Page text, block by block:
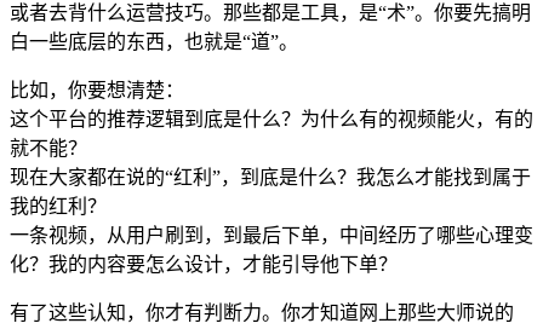
或者去背什么运营技巧。那些都是工具，是“术”。你要先搞明
白一些底层的东西，也就是“道”。
比如，你要想清楚：
这个平台的推荐逻辑到底是什么？为什么有的视频能火，有的
就不能？
现在大家都在说的“红利”，到底是什么？我怎么才能找到属于
我的红利？
一条视频，从用户刷到，到最后下单，中间经历了哪些心理变
化？我的内容要怎么设计，才能引导他下单？
有了这些认知，你才有判断力。你才知道网上那些大师说的